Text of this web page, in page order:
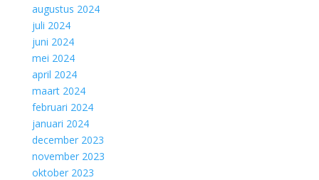
augustus 2024
juli 2024
juni 2024
mei 2024
april 2024
maart 2024
februari 2024
januari 2024
december 2023
november 2023
oktober 2023